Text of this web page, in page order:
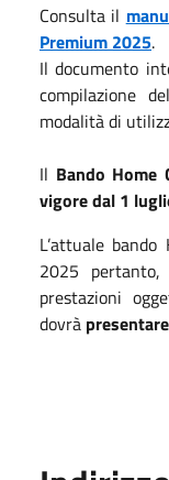
Consulta il
Premium 2025.
Il documento
compilazione
modalità di
Il Bando Home
vigore dal 1
L’attuale
2025
prestazioni
dovrà